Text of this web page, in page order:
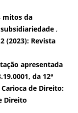
mitos da
,
(2023): Revista
apresentada
da 12ª
Carioca de Direito:
Direito